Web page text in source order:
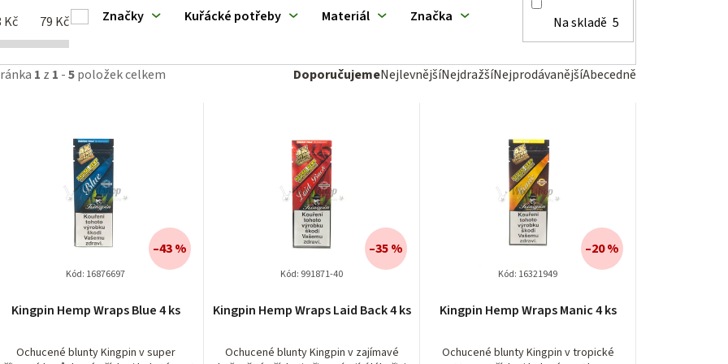
1 z 1 -5položek celkem
Ř
z
e
n
í
p
r
o
DoporučujemeNejlevnějšíNejdražšíNejprodávanějšíAbecedně
Kč 79 Kč Na skladě 5
Značky Kuřácké potřeby Materiál Značka
Kingpin Hemp Wraps Blue 4 ks
Ochucené blunty Kingpin v super
–43 %
Kód: 16876697
Kingpin Hemp Wraps Laid Back 4 ks
Ochucené blunty Kingpin v zajímavé
–35 %
Kód: 991871-40
Kingpin Hemp Wraps Manic 4 ks
Ochucené blunty Kingpin v tropické
–20 %
Kód: 16321949